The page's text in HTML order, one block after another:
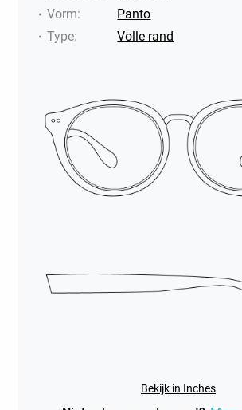
Vorm:
Panto
Type: Volle rand
Bekijk in Inches